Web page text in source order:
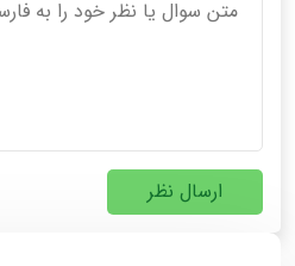
ارسال نظر